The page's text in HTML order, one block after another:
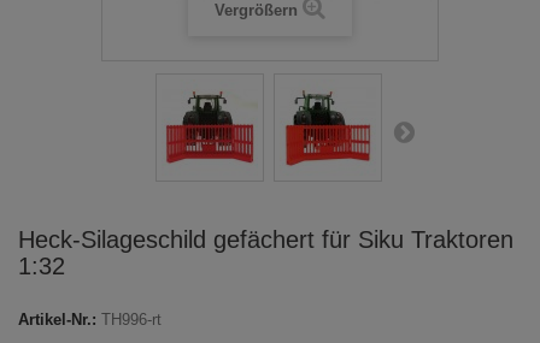
Vergrößern
Heck-Silageschild gefächert für Siku Traktoren
1:32
Artikel-Nr.: TH996-rt